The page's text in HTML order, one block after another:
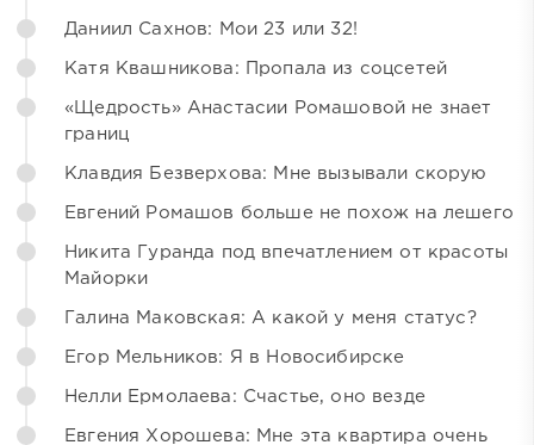
Даниил Сахнов: Мои 23 или 32!
Катя Квашникова: Пропала из соцсетей
«Щедрость» Анастасии Ромашовой не знает
границ
Клавдия Безверхова: Мне вызывали скорую
Евгений Ромашов больше не похож на лешего
Никита Гуранда под впечатлением от красоты
Майорки
Галина Маковская: А какой у меня статус?
Егор Мельников: Я в Новосибирске
Нелли Ермолаева: Счастье, оно везде
Евгения Хорошева: Мне эта квартира очень